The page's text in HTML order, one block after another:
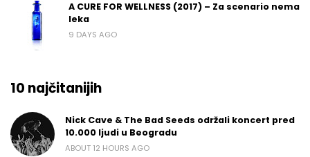
A CURE FOR WELLNESS (2017) – Za scenario nema
leka
9 DAYS AGO
10 najčitanijih
Nick Cave & The Bad Seeds održali koncert pred
10.000 ljudi u Beogradu
ABOUT 12 HOURS AGO